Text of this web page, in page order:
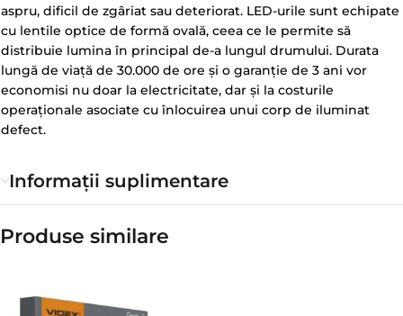
aspru, dificil de zgâriat sau deteriorat. LED-urile sunt echipate
cu lentile optice de formă ovală, ceea ce le permite să
distribuie lumina în principal de-a lungul drumului. Durata
lungă de viață de 30.000 de ore și o garanție de 3 ani vor
economisi nu doar la electricitate, dar și la costurile
operaționale asociate cu înlocuirea unui corp de iluminat
defect.
Informații suplimentare
Produse similare​